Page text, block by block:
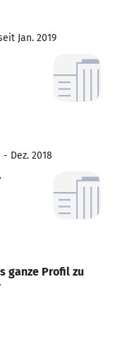
Jan. 2019
Dez. 2018
ganze Profil zu